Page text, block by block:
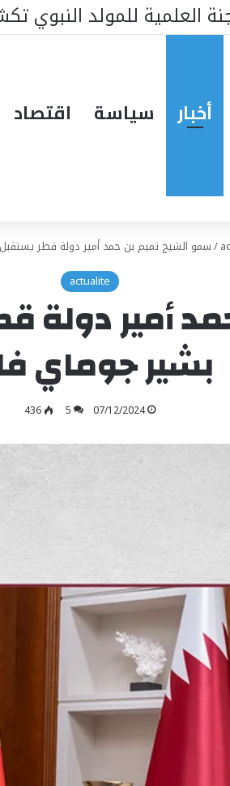
من يقود المستقبل… هل تكون
أخبار سياسة اقتصاد
/سمو الشيخ تميم بن حمد أمير دولة قطر
actualite
أمير دولة
بشير جوماي
07/12/2024
5
436